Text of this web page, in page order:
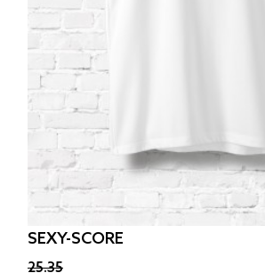
SEXY-SCORE
25.35